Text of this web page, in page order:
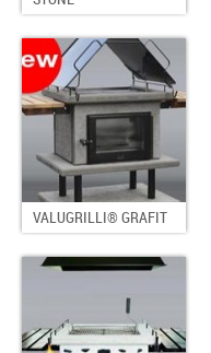
VALUGRILLI® GRAFIT